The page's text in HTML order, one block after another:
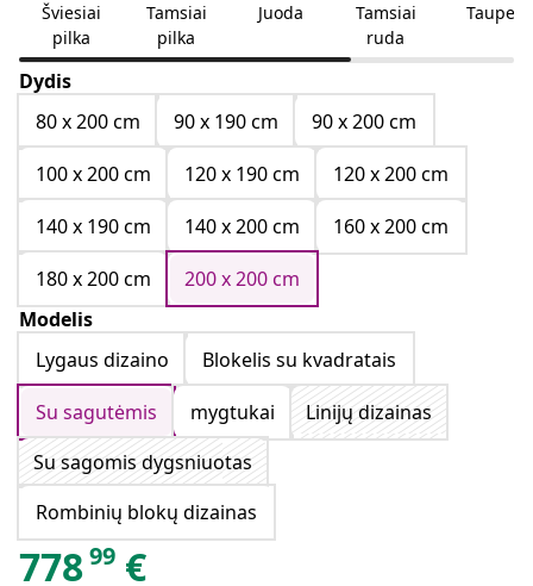
Šviesiai
pilka
Tamsiai
pilka
Juoda
Tamsiai
ruda
Taupe
Dydis
80 x 200 cm
90 x 190 cm
90 x 200 cm
100 x 200 cm
120 x 190 cm
120 x 200 cm
140 x 190 cm
140 x 200 cm
160 x 200 cm
180 x 200 cm
200 x 200 cm
Modelis
Lygaus dizaino
Blokelis su kvadratais
Su sagutėmis
mygtukai
Linijų dizainas
Su sagomis dygsniuotas
Rombinių blokų dizainas
77899 €